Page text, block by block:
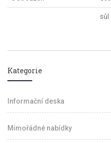
sůl
Kategorie
Informační deska
Mimořádné nabídky